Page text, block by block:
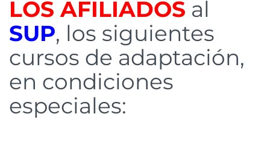
LOS AFILIADOS al
SUP, los siguientes
cursos de adaptación,
en condiciones
especiales: